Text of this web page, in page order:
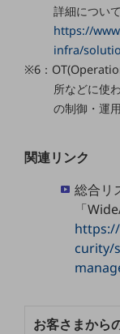
会社案内TOP
社長からのご挨拶
グループ会社
会社案内パンフレット
ニュースルーム
ニュースルームTOP
重要なお知らせ
詳細につい
https://
infra/
※6：
所などに使
の制御・運
関連リンク
総合リ
「
curity/
お客さまから